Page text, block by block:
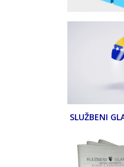
SLUŽBENI